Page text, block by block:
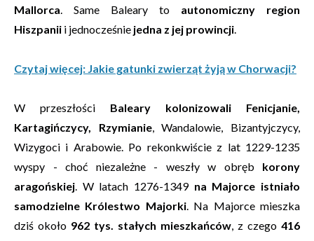
Mallorca. Same Baleary to autonomiczny region
Hiszpanii i jednocześnie jedna z jej prowincji.
Czytaj więcej: Jakie gatunki zwierząt żyją w Chorwacji?
W przeszłości Baleary kolonizowali Fenicjanie,
Kartagińczycy, Rzymianie, Wandalowie, Bizantyjczycy,
Wizygoci i Arabowie. Po rekonkwiście z lat 1229-1235
wyspy - choć niezależne - weszły w obręb korony
aragońskiej. W latach 1276-1349 na Majorce istniało
samodzielne Królestwo Majorki. Na Majorce mieszka
dziś około 962 tys. stałych mieszkańców, z czego 416